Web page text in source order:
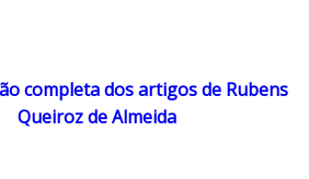
completa dos artigos de Rubens
Queiroz de Almeida